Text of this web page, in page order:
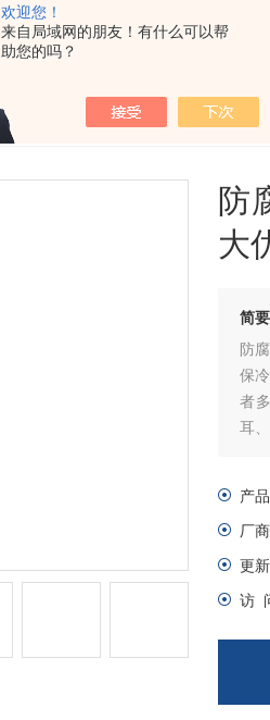
欢迎您！
来自局域网的朋友！有什么可以帮
助您的吗？
您的位置：网站首页
防
大
简
防腐水管管托 管道
保
者
耳
产
厂
更
访